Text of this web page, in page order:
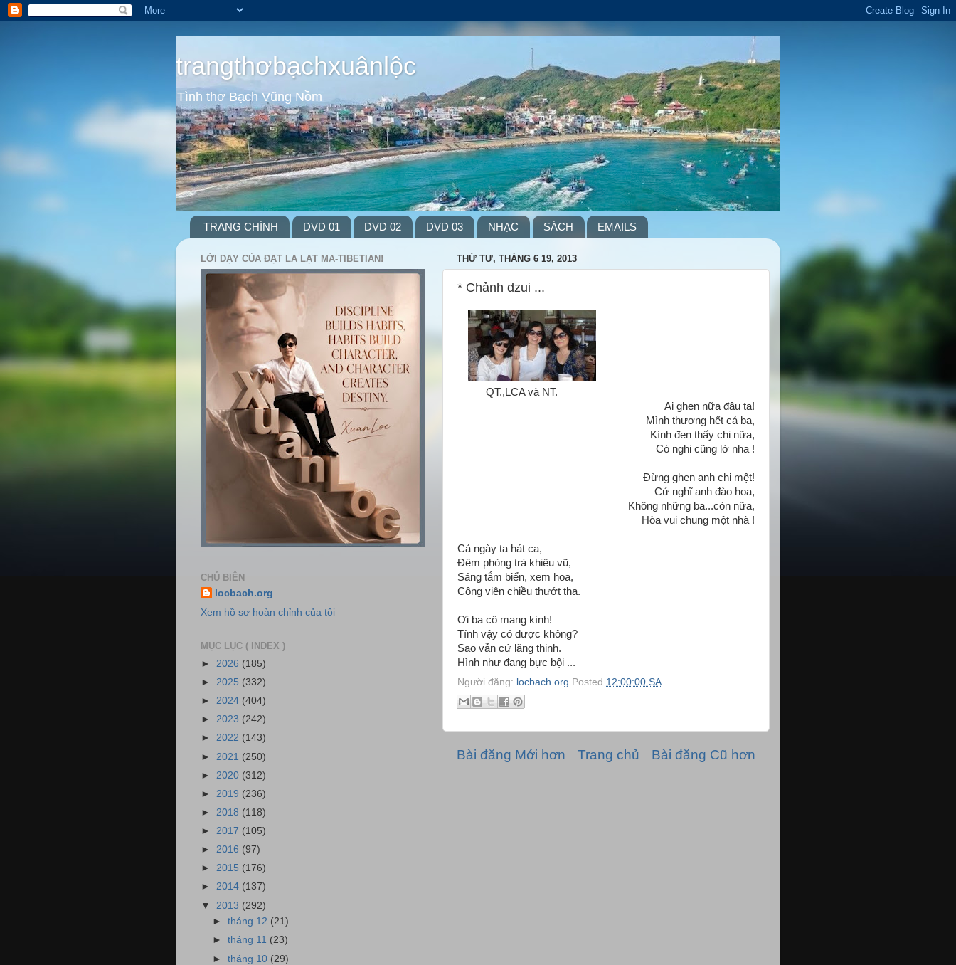
trangthơbạchxuânlộc
Tình thơ Bạch Vũng Nồm
TRANG CHÍNH DVD 01 DVD 02 DVD 03 NHẠC SÁCH EMAILS
THỨ TƯ, THÁNG 6 19, 2013
* Chảnh dzui ...
QT.,LCA và NT.
Ai ghen nữa đâu ta!
Mình thương hết cả ba,
Kính đen thấy chi nữa,
Có nghi cũng lờ nha !
Đừng ghen anh chi mệt!
Cứ nghĩ anh đào hoa,
Không những ba...còn nữa,
Hòa vui chung một nhà !
Cả ngày ta hát ca,
Đêm phòng trà khiêu vũ,
Sáng tắm biển, xem hoa,
Công viên chiều thướt tha.
Ơi ba cô mang kính!
Tính vậy có được không?
Sao vẫn cứ lặng thinh.
Hình như đang bực bội ...
Người đăng: locbach.org Posted 12:00:00 SA
Bài đăng Mới hơn Bài đăng Cũ hơn
Trang chủ
LỜI DẠY CỦA ĐẠT LA LẠT MA-TIBETIAN!
CHỦ BIÊN
locbach.org
Xem hồ sơ hoàn chỉnh của tôi
MỤC LỤC ( INDEX )
► 2026 (185)
► 2025 (332)
► 2024 (404)
► 2023 (242)
► 2022 (143)
► 2021 (250)
► 2020 (312)
► 2019 (236)
► 2018 (118)
► 2017 (105)
► 2016 (97)
► 2015 (176)
► 2014 (137)
▼ 2013 (292)
►tháng 12 (21)
►tháng 11 (23)
►tháng 10 (29)